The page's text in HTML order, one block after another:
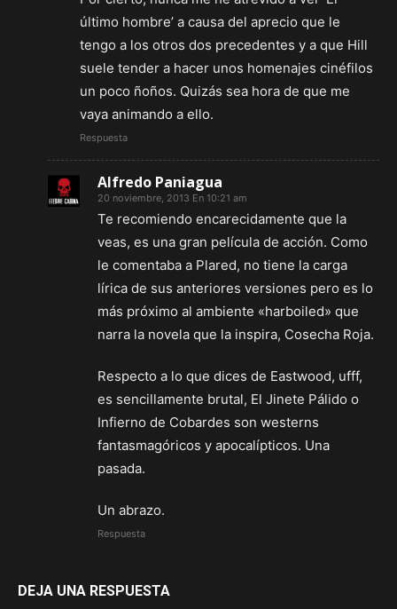
último hombre’ a causa del aprecio que le
tengo a los otros dos precedentes y a que Hill
suele tender a hacer unos homenajes cinéfilos
un poco ñoños. Quizás sea hora de que me
vaya animando a ello.
Respuesta
Alfredo Paniagua
20 noviembre, 2013 En 10:21 am
Te recomiendo encarecidamente que la
veas, es una gran película de acción. Como
le comentaba a Plared, no tiene la carga
lírica de sus anteriores versiones pero es lo
más próximo al ambiente «harboiled» que
narra la novela que la inspira, Cosecha Roja.
Respecto a lo que dices de Eastwood, ufff,
es sencillamente brutal, El Jinete Pálido o
Infierno de Cobardes son westerns
fantasmagóricos y apocalípticos. Una
pasada.
Un abrazo.
Respuesta
DEJA UNA RESPUESTA